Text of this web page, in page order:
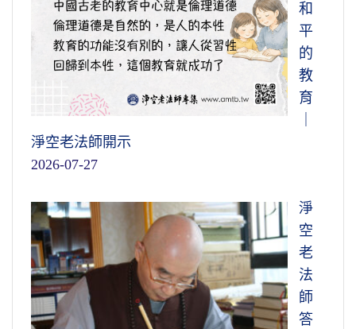
和
平
的
教
育
淨空老法師開示
2026-07-27
淨
空
老
法
師
答